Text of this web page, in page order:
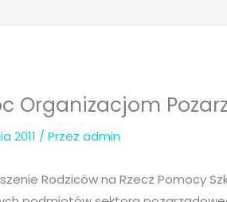
Organizacjom
2011 / Przezadmin
Rodziców na Rzecz Pomocy